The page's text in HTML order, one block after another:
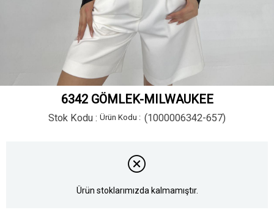
6342 GÖMLEK-MILWAUKEE
Stok Kodu (1000006342-657)
Ürün stoklarımızda kalmamıştır.